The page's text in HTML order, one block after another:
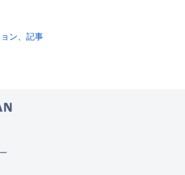
ン、記事